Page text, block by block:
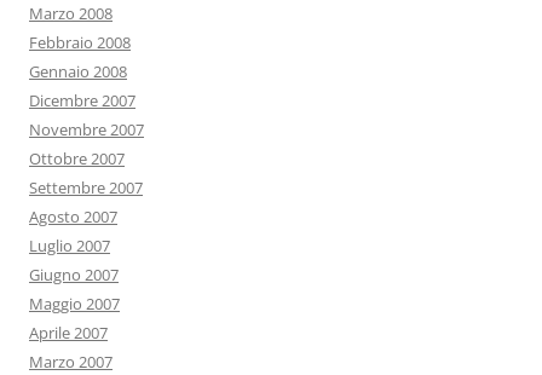
Marzo 2008
Febbraio 2008
Gennaio 2008
Dicembre 2007
Novembre 2007
Ottobre 2007
Settembre 2007
Agosto 2007
Luglio 2007
Giugno 2007
Maggio 2007
Aprile 2007
Marzo 2007